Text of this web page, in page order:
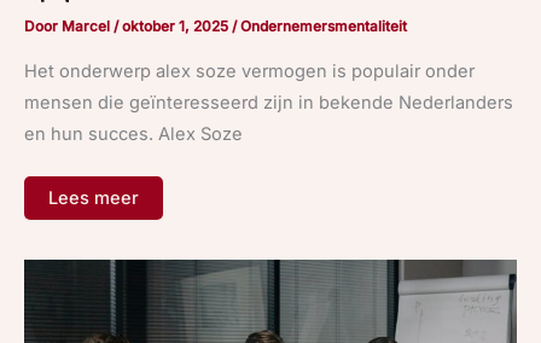
Door Marcel /oktober 1, 2025 /Ondernemersmentaliteit
Het onderwerp alex soze vermogen is populair onder
mensen die geïnteresseerd zijn in bekende Nederlanders
en hun succes. Alex Soze
Lees meer
management